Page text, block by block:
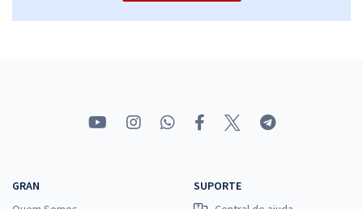
à vista
GRAN
SUPORTE